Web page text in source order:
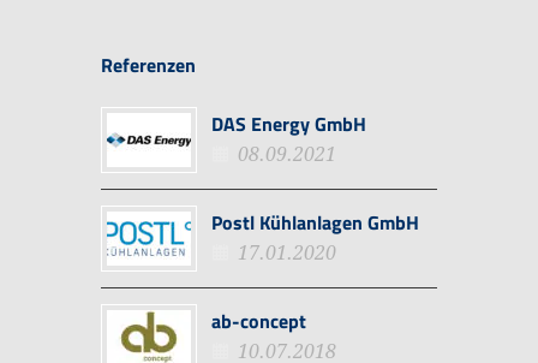
Referenzen
DAS Energy GmbH
08.09.2021
Postl Kühlanlagen GmbH
17.01.2020
ab-concept
10.07.2018